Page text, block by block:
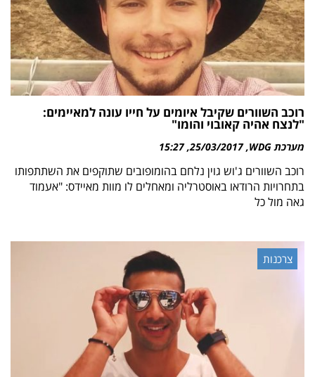
רוכב השוורים שקיבל איומים על חייו עונה למאיימים:
"לנצח אהיה קאובוי והומו"
מערכת WDG 25/03/2017
15:27
רוכב השוורים ג'וש גוין נלחם בהומופובים שתוקפים את השתתפותו
בתחרויות הרודאו באוסטרליה ומאחלים לו מוות מאיידס: "אעמוד
גאה מול כל
צרכנות